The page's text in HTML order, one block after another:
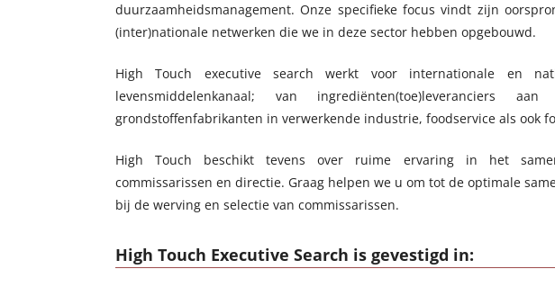
duurzaamheidsmanagement. Onze specifieke focus vindt zijn
(inter)nationale netwerken die we in deze sector hebben opgebouwd.
High Touch executive search werkt voor internationale en
levensmiddelenkanaal; van ingrediënten(toe)leveranciers
grondstoffenfabrikanten in verwerkende industrie, foodservice als ook
High Touch beschikt tevens over ruime ervaring in het
commissarissen en directie. Graag helpen we u om tot de optimale
bij de werving en selectie van commissarissen.
High Touch Executive Search is gevestigd in: